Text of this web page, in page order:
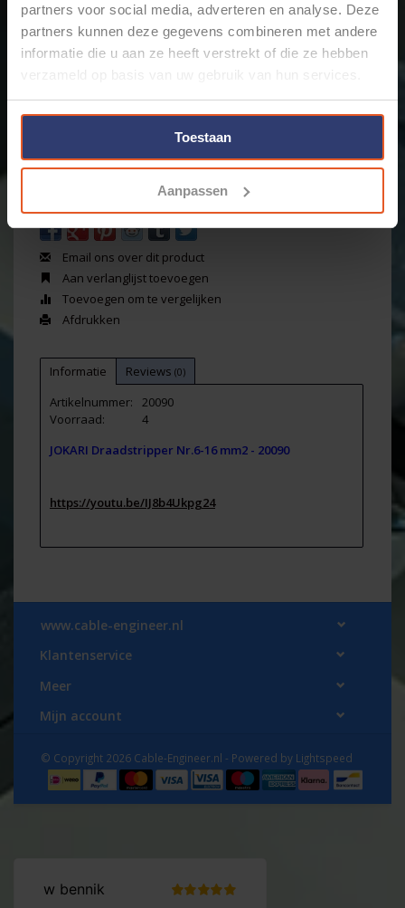
partners voor social media, adverteren en analyse. Deze
partners kunnen deze gegevens combineren met andere
informatie die u aan ze heeft verstrekt of die ze hebben
verzameld op basis van uw gebruik van hun services.
Toestaan
Aanpassen
€89,98
Levertijd: Bestellingen op ma. t/m vrij. voor 17:00 worden
+
Email ons over dit product
Aan verlanglijst toevoegen
Toevoegen om te vergelijken
Afdrukken
Informatie Reviews (0)
Artikelnummer:
20090
Voorraad:
4
JOKARI Draadstripper Nr.6-16 mm2 - 20090
https://youtu.be/IJ8b4Ukpg24
www.cable-engineer.nl
Klantenservice
Meer
Mijn account
© Copyright 2026 Cable-Engineer.nl - Powered by Lightspeed